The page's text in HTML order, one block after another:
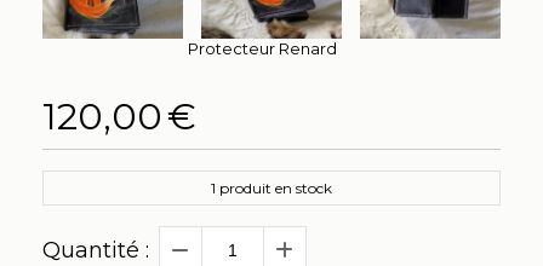
Protecteur Renard
120,00€
1 produit en stock
Quantité :